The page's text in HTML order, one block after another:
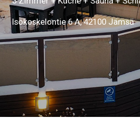
Isokoskelontie 6 A, 42100 Jämsä